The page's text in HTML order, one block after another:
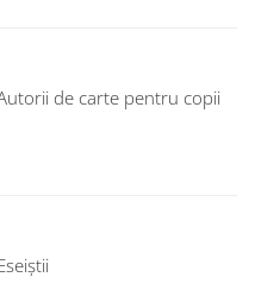
de carte pentru copii